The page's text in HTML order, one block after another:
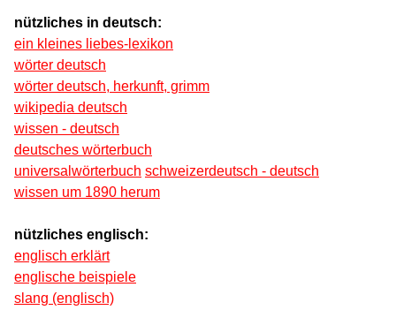
nützliches in deutsch:
ein kleines liebes-lexikon
wörter deutsch
wörter deutsch, herkunft, grimm
wikipedia deutsch
wissen - deutsch
deutsches wörterbuch
universalwörterbuch schweizerdeutsch - deutsch
wissen um 1890 herum
nützliches englisch:
englisch erklärt
englische beispiele
slang (englisch)